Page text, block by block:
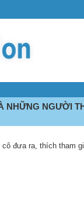
NGƯỜI
đưa ra, thích tham